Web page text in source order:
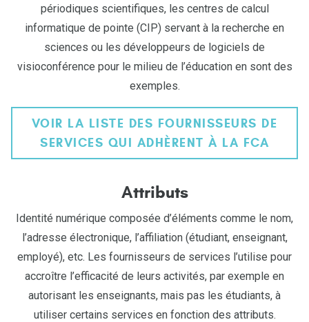
périodiques scientifiques, les centres de calcul
informatique de pointe (CIP) servant à la recherche en
sciences ou les développeurs de logiciels de
visioconférence pour le milieu de l’éducation en sont des
exemples.
VOIR LA LISTE DES FOURNISSEURS DE
SERVICES QUI ADHÈRENT À LA FCA
Attributs
Identité numérique composée d’éléments comme le nom,
l’adresse électronique, l’affiliation (étudiant, enseignant,
employé), etc. Les fournisseurs de services l’utilise pour
accroître l’efficacité de leurs activités, par exemple en
autorisant les enseignants, mais pas les étudiants, à
utiliser certains services en fonction des attributs.